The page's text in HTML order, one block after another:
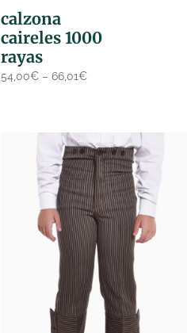
calzona
caireles 1000
rayas
54,00€ –66,01€